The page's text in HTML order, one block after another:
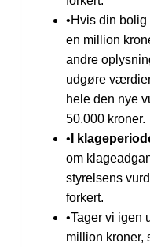
•Hvis din bolig
en million
andre
udgøre
hele den nye
50.000 kroner.
• I
om
styrelsens
forkert.
•Tager vi igen
million kroner,